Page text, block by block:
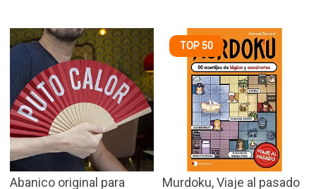
Abanico original para
TOP 50
Murdoku, Viaje al pasado